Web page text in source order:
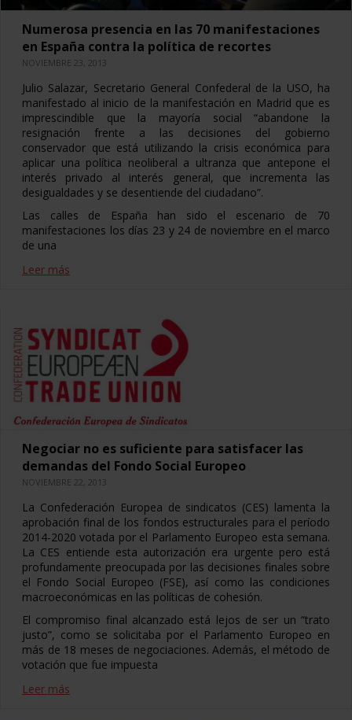
Numerosa presencia en las 70 manifestaciones
en España contra la política de recortes
NOVIEMBRE 23, 2013
Julio Salazar, Secretario General Confederal de la USO, ha
manifestado al inicio de la manifestación en Madrid que es
imprescindible que la mayoría social “abandone la
resignación frente a las decisiones del gobierno
conservador que está utilizando la crisis económica para
aplicar una política neoliberal a ultranza que antepone el
interés privado al interés general, que incrementa las
desigualdades y se desentiende del ciudadano”.
Las calles de España han sido el escenario de 70
manifestaciones los días 23 y 24 de noviembre en el marco
de una
Leer más
Negociar no es suficiente para satisfacer las
demandas del Fondo Social Europeo
NOVIEMBRE 22, 2013
La Confederación Europea de sindicatos (CES) lamenta la
aprobación final de los fondos estructurales para el período
2014-2020 votada por el Parlamento Europeo esta semana.
La CES entiende esta autorización era urgente pero está
profundamente preocupada por las decisiones finales sobre
el Fondo Social Europeo (FSE), así como las condiciones
macroeconómicas en las políticas de cohesión.
El compromiso final alcanzado está lejos de ser un “trato
justo”, como se solicitaba por el Parlamento Europeo en
más de 18 meses de negociaciones. Además, el método de
votación que fue impuesta
Leer más